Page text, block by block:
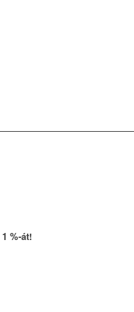
1 %-át!